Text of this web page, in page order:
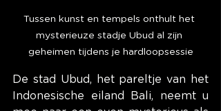
Tussen kunst en tempels onthult het
mysterieuze stadje Ubud al zijn
geheimen tijdens je hardloopsessie
De stad Ubud, het pareltje van het
Indonesische eiland Bali, neemt u